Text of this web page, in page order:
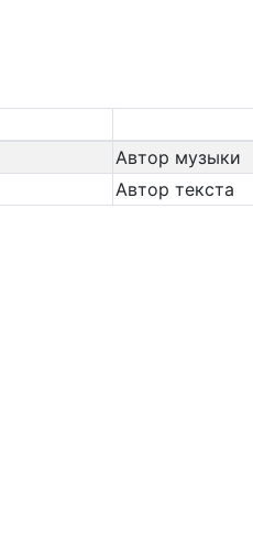
Автор музыки
Автор текста